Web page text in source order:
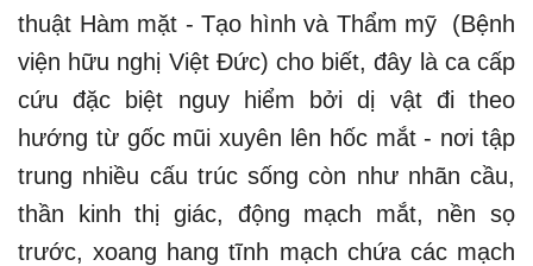
thuật Hàm mặt - Tạo hình và Thẩm mỹ (Bệnh
viện hữu nghị Việt Đức) cho biết, đây là ca cấp
cứu đặc biệt nguy hiểm bởi dị vật đi theo
hướng từ gốc mũi xuyên lên hốc mắt - nơi tập
trung nhiều cấu trúc sống còn như nhãn cầu,
thần kinh thị giác, động mạch mắt, nền sọ
trước, xoang hang tĩnh mạch chứa các mạch